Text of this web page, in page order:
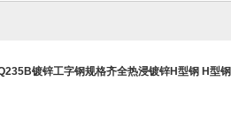
镀锌工字钢规格齐全热浸镀锌H型钢 H型钢